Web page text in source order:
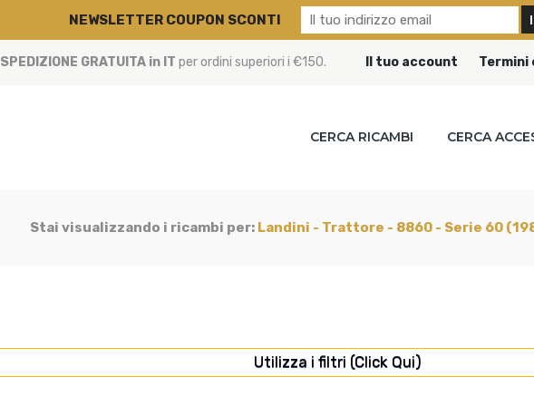
SPEDIZIONE GRATUITA in IT per ordini superiori i €150. Il tuo account Termini
CERCA RICAMBI CERCA
Stai visualizzando i ricambi per: Landini - Trattore - 8860 - Serie 60
Utilizza i filtri (Click Qui)
NEWSLETTER COUPON SCONTI